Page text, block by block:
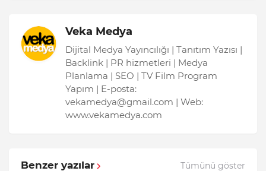
Veka Medya
Dijital Medya Yayıncılığı | Tanıtım Yazısı |
Backlink | PR hizmetleri | Medya
Planlama | SEO | TV Film Program
Yapım | E-posta:
vekamedya@gmail.com | Web:
www.vekamedya.com
Benzer yazılar Tümünü göster